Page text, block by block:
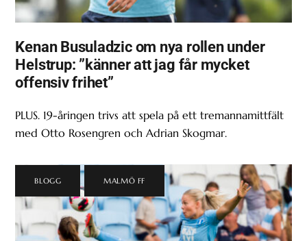
Kenan Busuladzic om nya rollen under
Helstrup: ”känner att jag får mycket
offensiv frihet”
PLUS. 19-åringen trivs att spela på ett tremannamittfält
med Otto Rosengren och Adrian Skogmar.
BLOGG MALMÖ FF